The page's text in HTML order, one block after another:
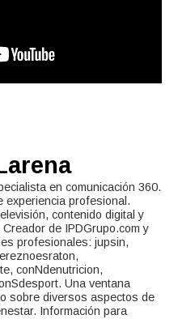
en comunicación 360.
experiencia profesional.
contenido digital y
de IPDGrupo.com y
profesionales: jupsin,
conNdenutricion,
Una ventana
sobre diversos aspectos de
Información para